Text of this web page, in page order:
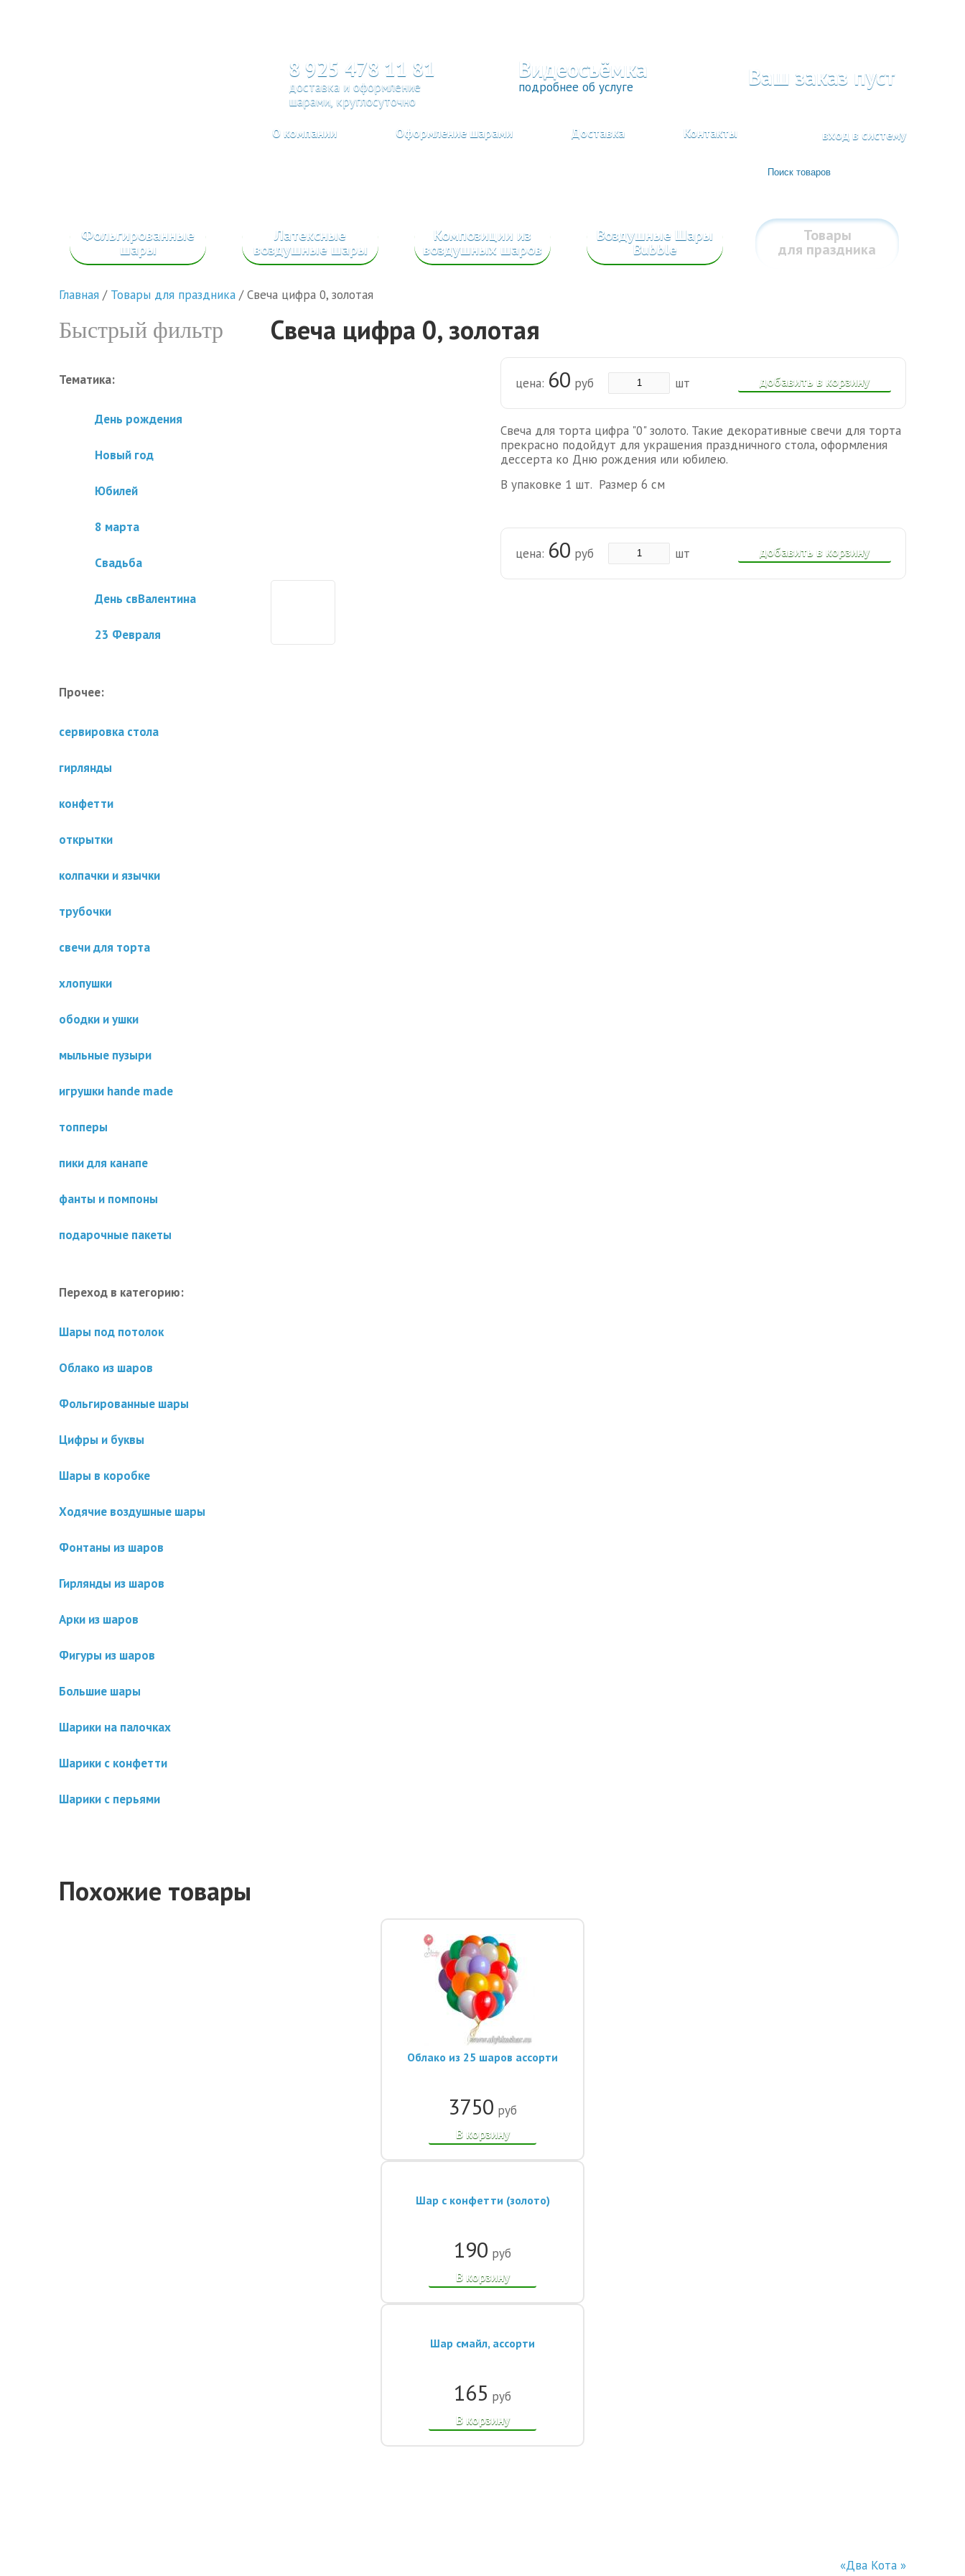
8 925 478 11 81
доставка и оформление
шарами, круглосуточно
Видеосъёмка
подробнее об услуге Ваш заказ пуст
вход в систему
О компании Оформление шарами Доставка Контакты
Фольгированные
шары
Латексные
воздушные шары
Композиции из
воздушных шаров
Воздушные Шары
Bubble
Товары
для праздника
Главная / Товары для праздника /Свеча цифра 0, золотая
Быстрый фильтр
Тематика:
День рождения
Новый год
Юбилей
8 марта
Свадьба
День свВалентина
23 Февраля
Прочее:
сервировка стола
гирлянды
конфетти
открытки
колпачки и язычки
трубочки
свечи для торта
хлопушки
ободки и ушки
мыльные пузыри
игрушки hande made
топперы
пики для канапе
фанты и помпоны
подарочные пакеты
Переход в категорию:
Шары под потолок
Облако из шаров
Фольгированные шары
Цифры и буквы
Шары в коробке
Ходячие воздушные шары
Фонтаны из шаров
Гирлянды из шаров
Арки из шаров
Фигуры из шаров
Большие шары
Шарики на палочках
Шарики с конфетти
Шарики с перьями
Свеча цифра 0, золотая
добавить в корзину
цена: 60 руб шт
Свеча для торта цифра "0" золото. Такие декоративные свечи для торта
прекрасно подойдут для украшения праздничного стола, оформления
дессерта ко Дню рождения или юбилею.
В упаковке 1 шт. Размер 6 см
добавить в корзину
цена: 60 руб шт
Похожие товары
Облако из 25 шаров ассорти
3750 руб
В корзину
Шар с конфетти (золото)
190 руб
В корзину
Шар смайл, ассорти
165 руб
В корзину
«Два Кота »